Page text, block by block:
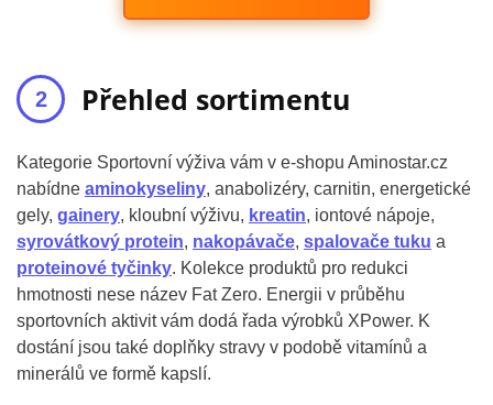
Přehled sortimentu
Kategorie Sportovní výživa vám v e-shopu Aminostar.cz
nabídne aminokyseliny, anabolizéry, carnitin, energetické
gely, gainery, kloubní výživu, kreatin, iontové nápoje,
syrovátkový protein, nakopávače, spalovače tuku a
proteinové tyčinky. Kolekce produktů pro redukci
hmotnosti nese název Fat Zero. Energii v průběhu
sportovních aktivit vám dodá řada výrobků XPower. K
dostání jsou také doplňky stravy v podobě vitamínů a
minerálů ve formě kapslí.